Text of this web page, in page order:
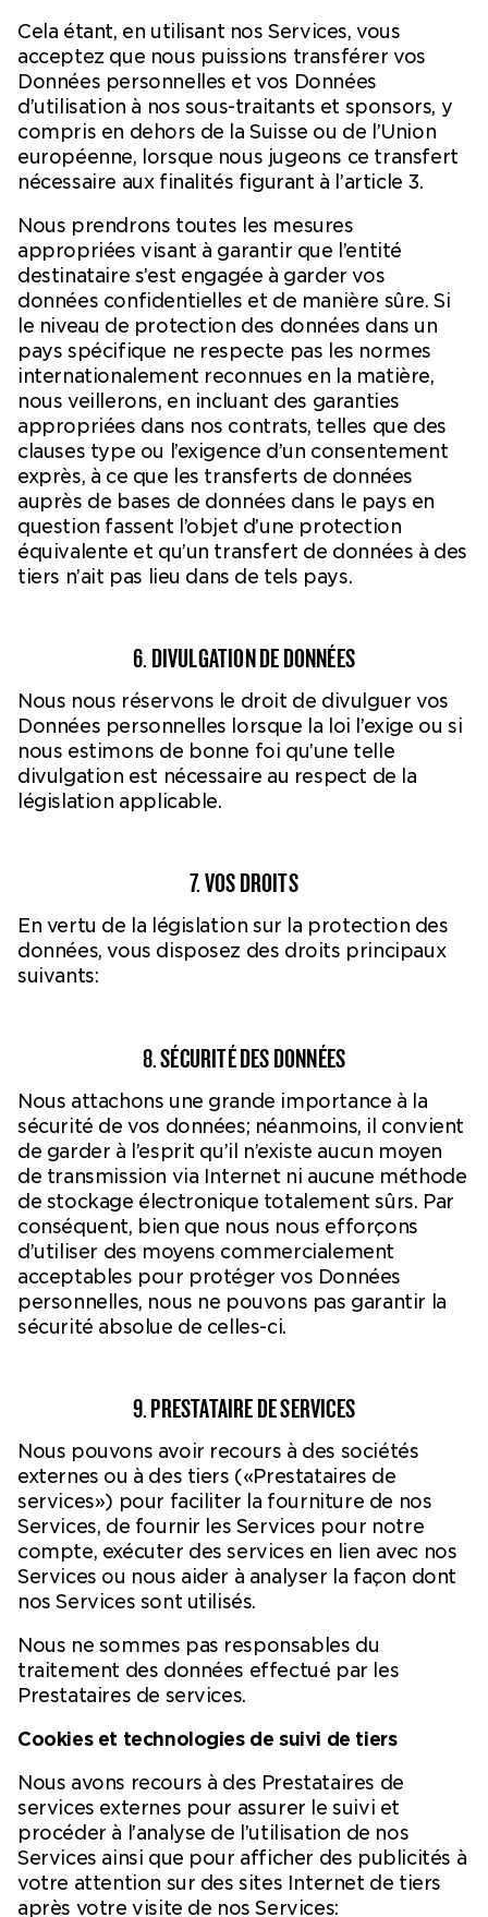
Cela étant, en utilisant nos Services, vous
acceptez que nous puissions transférer vos
Données personnelles et vos Données
d’utilisation à nos sous-traitants et sponsors, y
compris en dehors de la Suisse ou de l’Union
européenne, lorsque nous jugeons ce transfert
nécessaire aux finalités figurant à l’article 3.
Nous prendrons toutes les mesures
appropriées visant à garantir que l’entité
destinataire s’est engagée à garder vos
données confidentielles et de manière sûre. Si
le niveau de protection des données dans un
pays spécifique ne respecte pas les normes
internationalement reconnues en la matière,
nous veillerons, en incluant des garanties
appropriées dans nos contrats, telles que des
clauses type ou l’exigence d’un consentement
exprès, à ce que les transferts de données
auprès de bases de données dans le pays en
question fassent l’objet d’une protection
équivalente et qu’un transfert de données à des
tiers n’ait pas lieu dans de tels pays.
6. DIVULGATION DE DONNÉES
Nous nous réservons le droit de divulguer vos
Données personnelles lorsque la loi l’exige ou si
nous estimons de bonne foi qu’une telle
divulgation est nécessaire au respect de la
législation applicable.
7. VOS DROITS
En vertu de la législation sur la protection des
données, vous disposez des droits principaux
suivants:
8. SÉCURITÉ DES DONNÉES
Nous attachons une grande importance à la
sécurité de vos données; néanmoins, il convient
de garder à l’esprit qu’il n’existe aucun moyen
de transmission via Internet ni aucune méthode
de stockage électronique totalement sûrs. Par
conséquent, bien que nous nous efforçons
d’utiliser des moyens commercialement
acceptables pour protéger vos Données
personnelles, nous ne pouvons pas garantir la
sécurité absolue de celles-ci.
9. PRESTATAIRE DE SERVICES
Nous pouvons avoir recours à des sociétés
externes ou à des tiers («Prestataires de
services») pour faciliter la fourniture de nos
Services, de fournir les Services pour notre
compte, exécuter des services en lien avec nos
Services ou nous aider à analyser la façon dont
nos Services sont utilisés.
Nous ne sommes pas responsables du
traitement des données effectué par les
Prestataires de services.
Cookies et technologies de suivi de tiers
Nous avons recours à des Prestataires de
services externes pour assurer le suivi et
procéder à l’analyse de l’utilisation de nos
Services ainsi que pour afficher des publicités à
votre attention sur des sites Internet de tiers
après votre visite de nos Services: